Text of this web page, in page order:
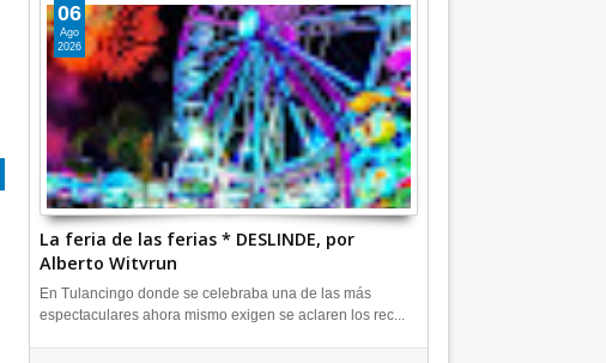
La feria de las ferias * DESLINDE, por
Alberto Witvrun
06
Ago
2026
En Tulancingo donde se celebraba una de las más
espectaculares ahora mismo exigen se aclaren los rec...